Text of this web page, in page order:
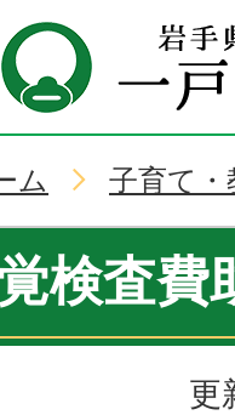
ム 子育て・
検査費
更